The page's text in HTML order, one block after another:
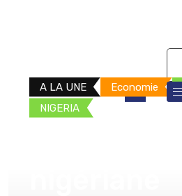
A LA UNE
Economie
NIGERIA